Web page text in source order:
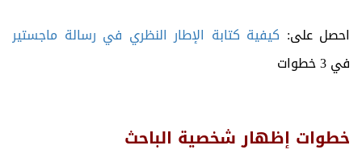
احصل على: كيفية كتابة الإطار النظري في رسالة ماجستير
في 3 خطوات
خطوات إظهار شخصية الباحث